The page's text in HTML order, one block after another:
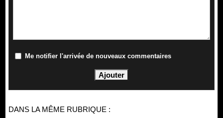
Me notifier l'arrivée de nouveaux commentaires
DANS LA MÊME RUBRIQUE :